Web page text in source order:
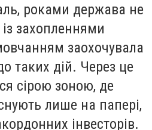
роками держава не
захопленнями
заохочувала
таких дій. Через це
сірою зоною, де
лише на папері,
інвесторів.